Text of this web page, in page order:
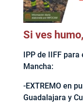
Si ves
IPP de IIFF
Mancha:
-EXTREMO en
Guadalajara y